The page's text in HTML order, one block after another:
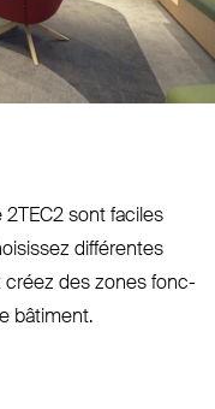
2TEC2 sont faciles
dif­férentes
créez des zones fonc­
bâtiment.